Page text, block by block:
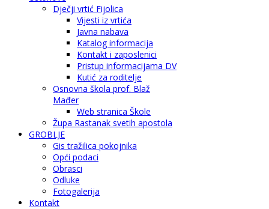
Dječji vrtić Fijolica
Vijesti iz vrtića
Javna nabava
Katalog informacija
Kontakt i zaposlenici
Pristup informacijama DV
Kutić za roditelje
Osnovna škola prof. Blaž
Mađer
Web stranica Škole
Župa Rastanak svetih apostola
GROBLJE
Gis tražilica pokojnika
Opći podaci
Obrasci
Odluke
Fotogalerija
Kontakt